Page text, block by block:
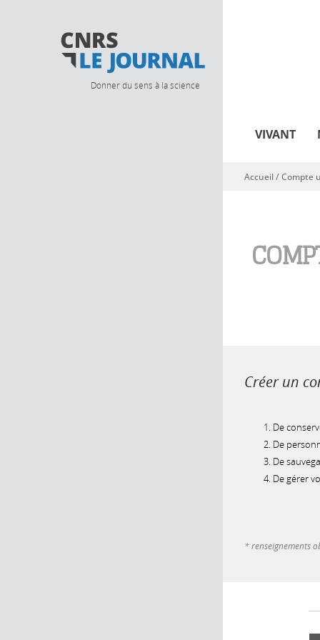
Donner du sens à la science
VIVANT
Vous êtes ici
Accueil/Compte
Créer un
De
De
De
De gérer
* renseignements